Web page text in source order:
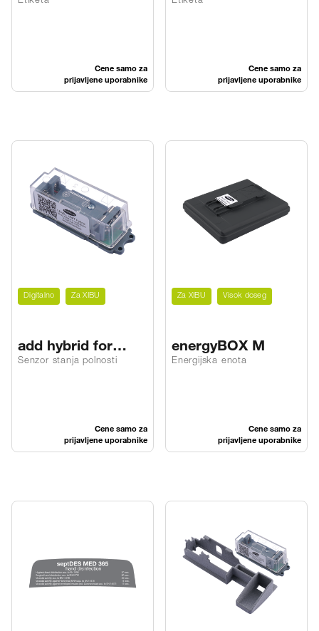
Cene samo za
prijavljene uporabnike
Cene samo za
prijavljene uporabnike
Digitalno Za XIBU
add hybrid for
MULTIFOLD
Senzor stanja polnosti
Cene samo za
prijavljene uporabnike
Za XIBU Visok doseg
energyBOX M
Energijska enota
Cene samo za
prijavljene uporabnike